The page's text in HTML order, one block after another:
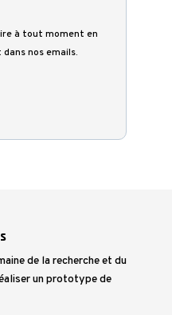
à tout moment en
nos emails.
de la recherche et du
un prototype de